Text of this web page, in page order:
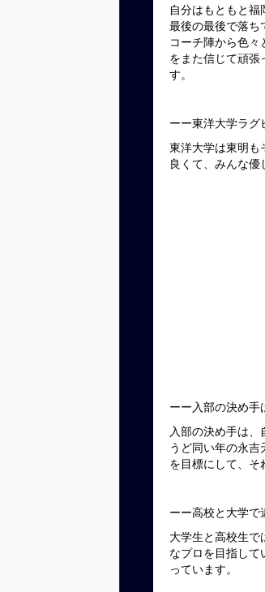
自分はもともと
最後の最後で落ち
コーチ陣から色
をまた信じて頑
す。
ーー東洋大学ラグ
東洋大学は東明も
良くて、みんな優
ーー入部の決め手
入部の決め手は
うど同い年の永
を目標にして、そ
ーー高校と大学で
大学生と高校生
なプロを目指し
っています。